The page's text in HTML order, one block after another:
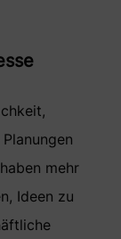
mehr
Ideen zu